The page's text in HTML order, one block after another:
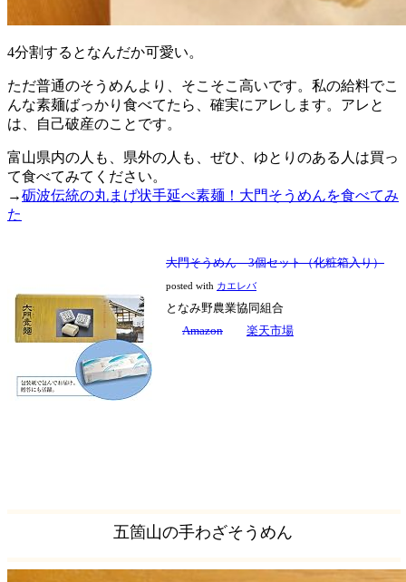
4分割するとなんだか可愛い。
ただ普通のそうめんより、そこそこ高いです。私の給料でこ
んな素麺ばっかり食べてたら、確実にアレします。アレと
は、自己破産のことです。
富山県内の人も、県外の人も、ぜひ、ゆとりのある人は買っ
て食べてみてください。
→砺波伝統の丸まげ状手延べ素麺！大門そうめんを食べてみ
た
大門そうめん 3個セット（化粧箱入り）
posted with カエレバ
となみ野農業協同組合
Amazon
楽天市場
五箇山の手わざそうめん